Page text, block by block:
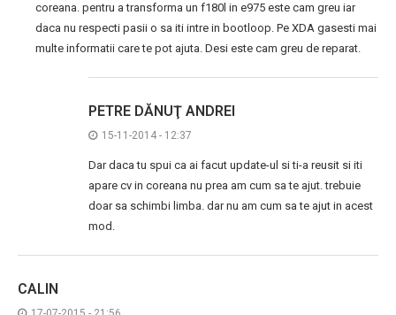
coreana. pentru a transforma un f180l in e975 este cam greu iar
daca nu respecti pasii o sa iti intre in bootloop. Pe XDA gasesti mai
multe informatii care te pot ajuta. Desi este cam greu de reparat.
PETRE DĂNUŢ ANDREI
15-11-2014 - 12:37
Dar daca tu spui ca ai facut update-ul si ti-a reusit si iti
apare cv in coreana nu prea am cum sa te ajut. trebuie
doar sa schimbi limba. dar nu am cum sa te ajut in acest
mod.
CALIN